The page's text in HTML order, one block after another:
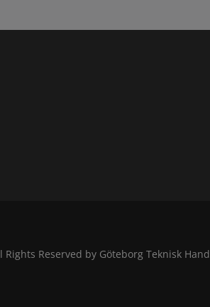
Reserved by Göteborg Teknisk